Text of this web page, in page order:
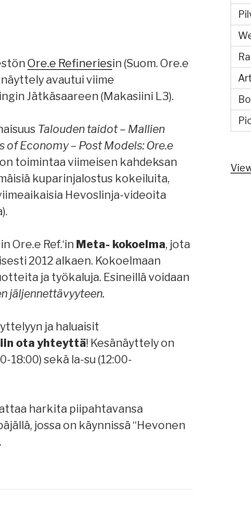
Ore.e Refineriesin (Suom. Ore.e
avautui viime
Jätkäsaareen (Makasiini L3).
Talouden taidot – Mallien
of Economy – Post Models: Ore.e
toimintaa viimeisen kahdeksan
kuparinjalostus kokeiluita,
Hevoslinja-videoita
Ore.e Ref.‘in Meta- kokoelma, jota
2012 alkaen. Kokoelmaan
ja työkaluja. Esineillä voidaan
jäljennettävyyteen.
ja haluaisit
ota yhteyttä! Kesänäyttely on
18:00) sekä la-su (12:00-
harkita piipahtavansa
jossa on käynnissä “Hevonen